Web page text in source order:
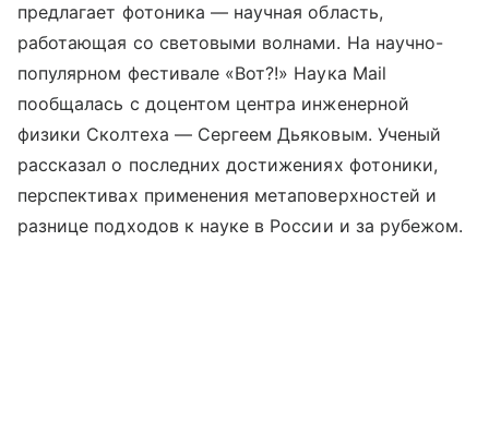
предлагает фотоника — научная область,
работающая со световыми волнами. На научно-
популярном фестивале «Вот?!» Наука Mail
пообщалась с доцентом центра инженерной
физики Сколтеха — Сергеем Дьяковым. Ученый
рассказал о последних достижениях фотоники,
перспективах применения метаповерхностей и
разнице подходов к науке в России и за рубежом.